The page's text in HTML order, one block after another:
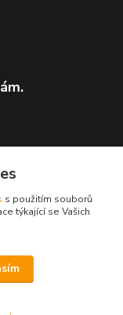
s použitím souborů
týkající se Vašich